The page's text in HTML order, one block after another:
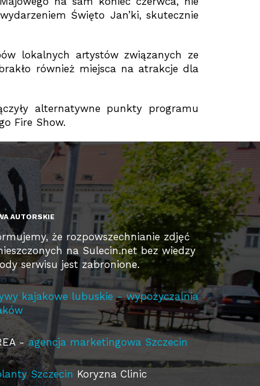
Święto Jan’ki, skutecznie
lokalnych artystów związanych ze
również miejsca na atrakcje dla
alternatywne punkty programu
Fire Show.
AUTORSKIE
że rozpowszechnianie zdjęć
na Sulecin.net bez wiedzy
serwisu jest zabronione.
kajakowe lubuskie - wypożyczalnia
-agencja marketingowa Szczecin
Szczecin Koryzna Clinic